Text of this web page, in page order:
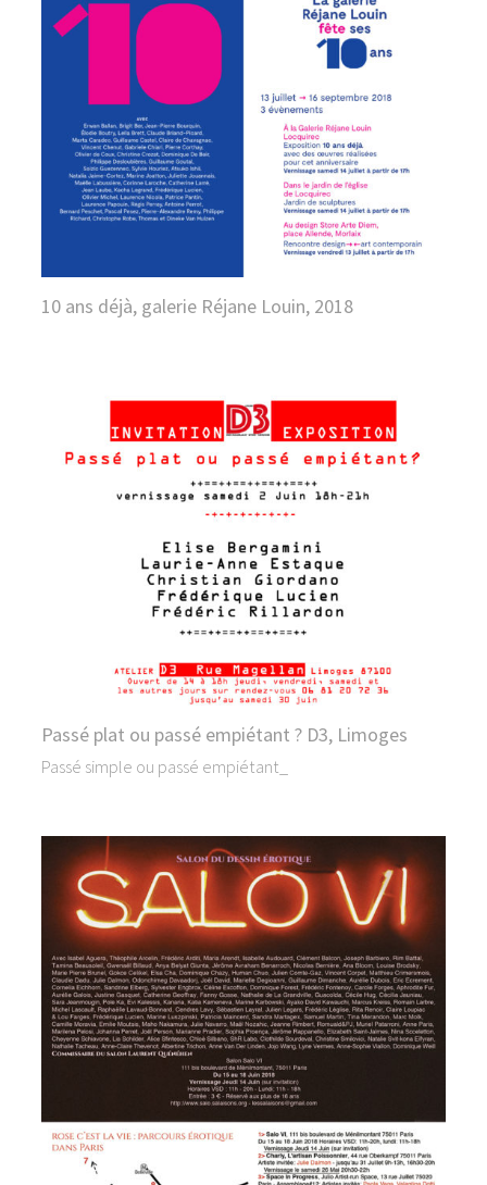
10 ans déjà, galerie Réjane Louin, 2018
Passé plat ou passé empiétant ? D3, Limoges
Passé simple ou passé empiétant_